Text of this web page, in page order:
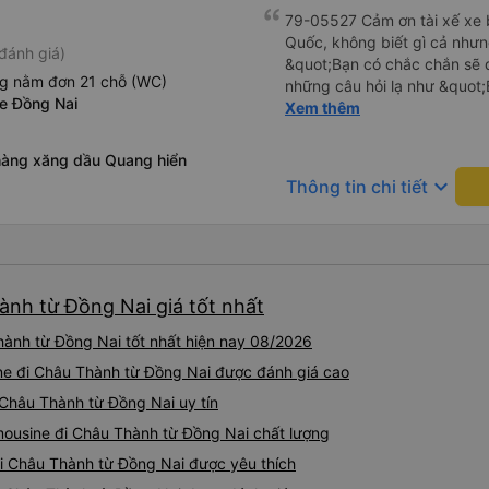
giá)
nằm đơn 21 chỗ (WC)
Đồng Nai
xăng dầu Quang hiển
79-05527 Cảm ơn tài xế xe
Quốc, không biết gì cả
&quot;Bạn có chắc chắn sẽ
những câu hỏi lạ như
sạn của chúng tôi
và thậm chí còn đón tôi tại
buổi sáng. ngu ngốc đến
buýt 79-05527 rất nhiều tài
khách sạn của chúng tôi
2h30 sáng nhưng lúc đó
vì tôi trông ngu ngốc quá..
tài xế thì sẽ rất nguy hiểm..
Xem thêm
Thông tin chi tiết keyboard_arrow_down
từ Đồng Nai giá tốt nhất
từ Đồng Nai tốt nhất hiện nay 08/2026
đi Châu Thành từ Đồng Nai được đánh giá cao
Thành từ Đồng Nai uy tín
đi Châu Thành từ Đồng Nai chất lượng
Châu Thành từ Đồng Nai được yêu thích